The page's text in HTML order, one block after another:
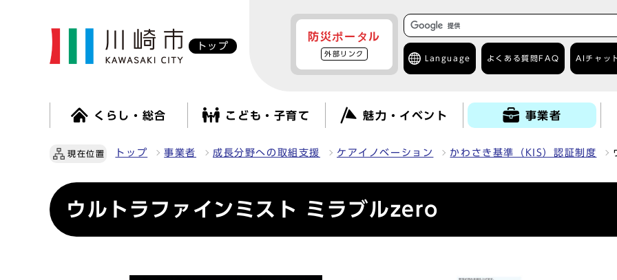
トップ
防災ポータル
外部リンク
Language よくある質問 FAQ AIチャッ
くらし・総合 こども・子育て 魅力・イベント 事業者
現在位置 トップ 事業者 成長分野への取組支援 ケアイノベーション かわさき基準（KIS）認証制度
ウルトラファインミスト ミラブルzero